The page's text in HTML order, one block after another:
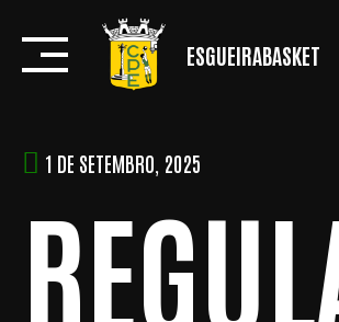
content
ESGUEIRABASKET
1 DE SETEMBRO, 2025